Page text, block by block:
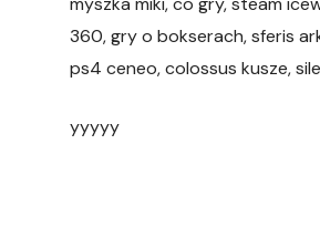
360, gry o bokserach, sferis
ps4 ceneo, colossus kusze,
yyyyy